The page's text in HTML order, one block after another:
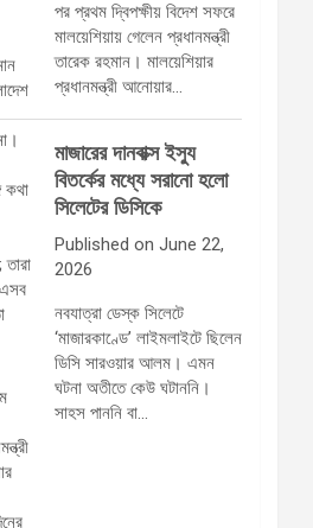
পর প্রথম দ্বিপক্ষীয় বিদেশ সফরে
মালয়েশিয়ায় গেলেন প্রধানমন্ত্রী
তারেক রহমান। মালয়েশিয়ার
প্রধানমন্ত্রী আনোয়ার…
মাজারের দানবাক্স ইস্যু
বিতর্কের মধ্যে সরানো হলো
সিলেটের ডিসিকে
Published on June 22,
2026
নবযাত্রা ডেস্ক সিলেটে
‘মাজারকাণ্ডে’ লাইমলাইটে ছিলেন
ডিসি সারওয়ার আলম। এমন
ঘটনা অতীতে কেউ ঘটাননি।
সাহস পাননি বা…